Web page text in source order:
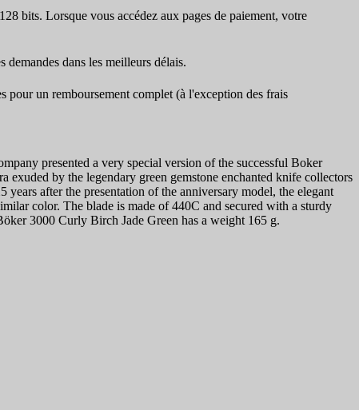
bits. Lorsque vous accédez aux pages de paiement, votre
dans les meilleurs délais.
pour un remboursement complet (à l'exception des frais
presented a very special version of the successful Boker
exuded by the legendary green gemstone enchanted knife collectors
after the presentation of the anniversary model, the elegant
color. The blade is made of 440C and secured with a sturdy
3000 Curly Birch Jade Green has a weight 165 g.